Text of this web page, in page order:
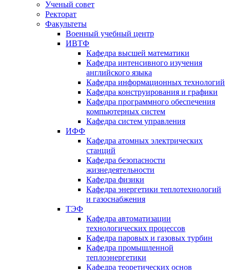
Ученый совет
Ректорат
Факультеты
Военный учебный центр
ИВТФ
Кафедра высшей математики
Кафедра интенсивного изучения
английского языка
Кафедра информационных технологий
Кафедра конструирования и графики
Кафедра программного обеспечения
компьютерных систем
Кафедра систем управления
ИФФ
Кафедра атомных электрических
станций
Кафедра безопасности
жизнедеятельности
Кафедра физики
Кафедра энергетики теплотехнологий
и газоснабжения
ТЭФ
Кафедра автоматизации
технологических процессов
Кафедра паровых и газовых турбин
Кафедра промышленной
теплоэнергетики
Кафедра теоретических основ